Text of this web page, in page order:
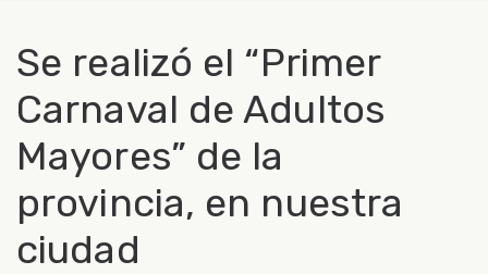
Se realizó el “Primer
Carnaval de Adultos
Mayores” de la
provincia, en nuestra
ciudad